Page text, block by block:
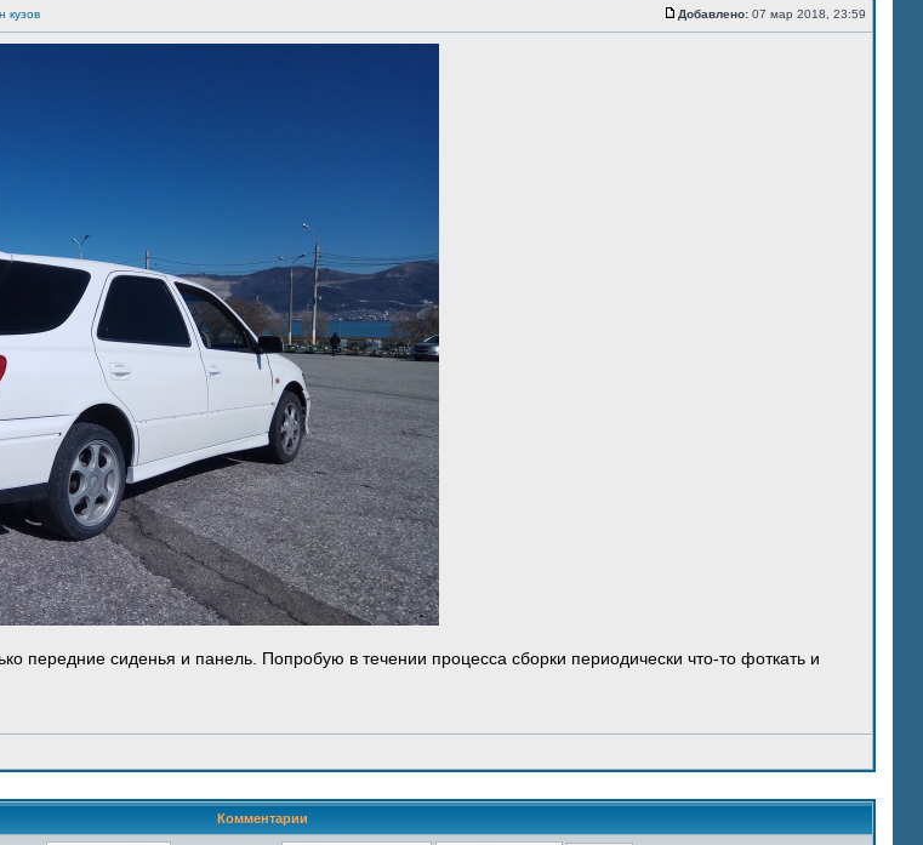
кузов Добавлено: 07 мар 2018, 23:59
передние сиденья и панель. Попробую в течении процесса сборки периодически что-то фоткать и
Комментарии